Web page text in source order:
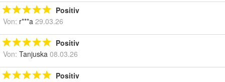
Positiv
Von: r***a 29.03.26
Positiv
Von: Tanjuska 08.03.26
Positiv